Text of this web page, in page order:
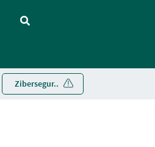
Vinculo - Buscar en la web
Zibersegur..